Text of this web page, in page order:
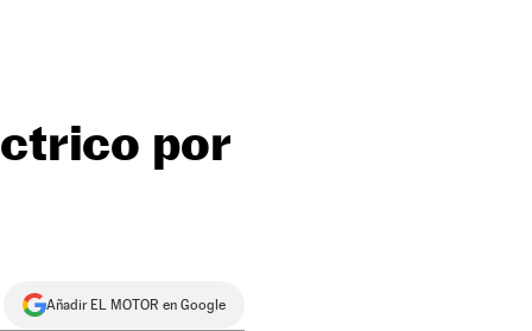
por
Añadir EL MOTOR en Google